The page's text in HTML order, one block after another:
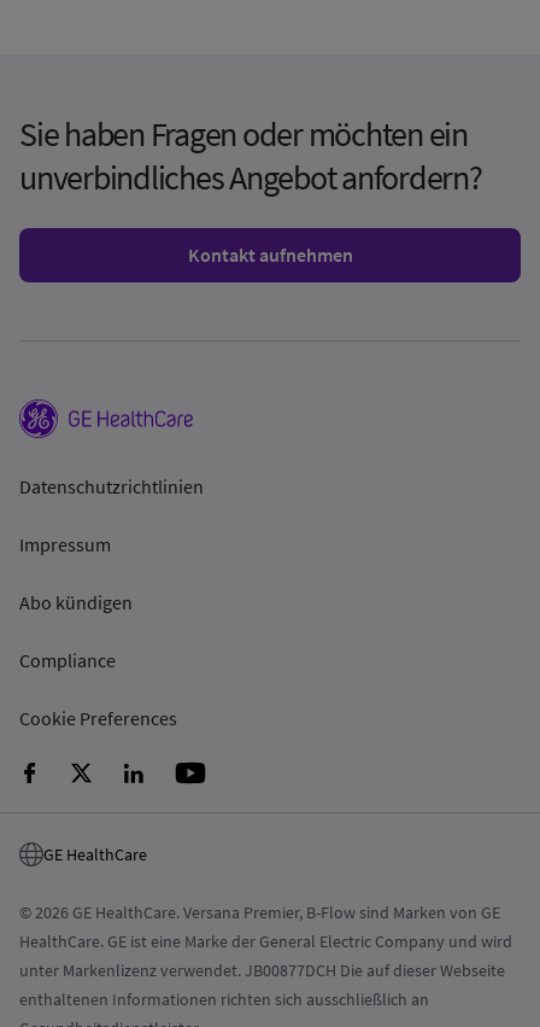
Sie haben Fragen oder möchten ein
unverbindliches Angebot anfordern?
Kontakt aufnehmen
Datenschutzrichtlinien
Impressum
Abo kündigen
Compliance
Cookie Preferences
GE HealthCare
© 2026 GE HealthCare. Versana Premier, B-Flow sind Marken von GE
HealthCare. GE ist eine Marke der General Electric Company und wird
unter Markenlizenz verwendet. JB00877DCH Die auf dieser Webseite
enthaltenen Informationen richten sich ausschließlich an